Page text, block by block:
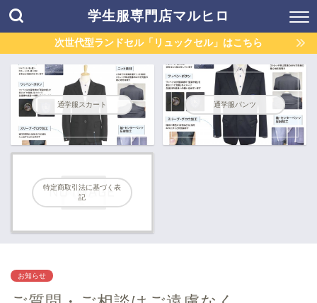
学生服専門店マルヒロ
次世代型ランドセル「リュックセル」はこちら
通学服スカート 通学服パンツ
特定商取引法に基づく表
記
お知らせ